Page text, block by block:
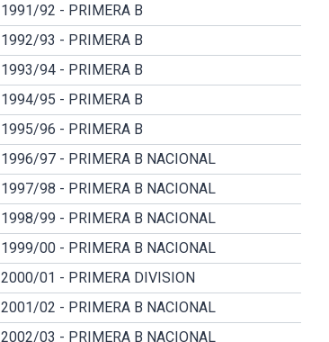
1991/92 - PRIMERA B
1992/93 - PRIMERA B
1993/94 - PRIMERA B
1994/95 - PRIMERA B
1995/96 - PRIMERA B
1996/97 - PRIMERA B NACIONAL
1997/98 - PRIMERA B NACIONAL
1998/99 - PRIMERA B NACIONAL
1999/00 - PRIMERA B NACIONAL
2000/01 - PRIMERA DIVISION
2001/02 - PRIMERA B NACIONAL
2002/03 - PRIMERA B NACIONAL